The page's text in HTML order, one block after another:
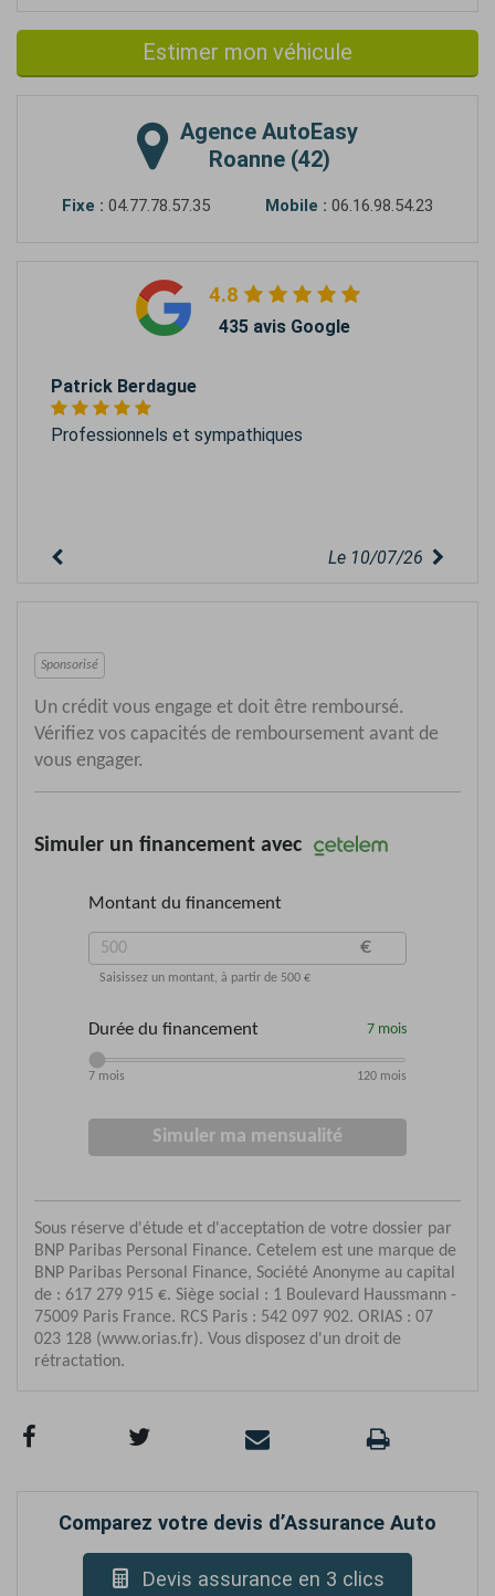
Estimer mon véhicule
Agence AutoEasy
Roanne (42)
Fixe : 04.77.78.57.35 Mobile : 06.16.98.54.23
4.8
435 avis Google
Patrick Berdague
Professionnels et sympathiques
Le 10/07/26
Comparez votre devis d’Assurance Auto
Devis assurance en 3 clics